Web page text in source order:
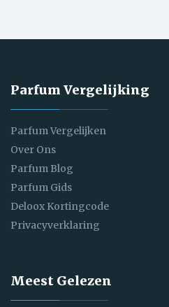
Parfum Vergelijking
Parfum Vergelijken
Over Ons
Parfum Blog
Parfum Gids
Deloox Kortingcode
Privacyverklaring
Meest Gelezen